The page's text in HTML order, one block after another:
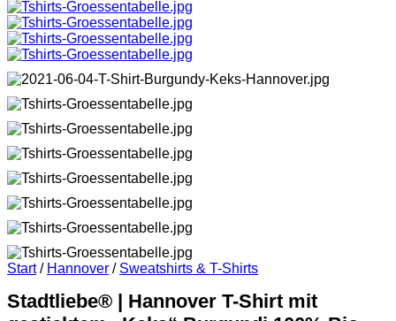
Start / Hannover / Sweatshirts & T-Shirts
Stadtliebe® | Hannover T-Shirt mit